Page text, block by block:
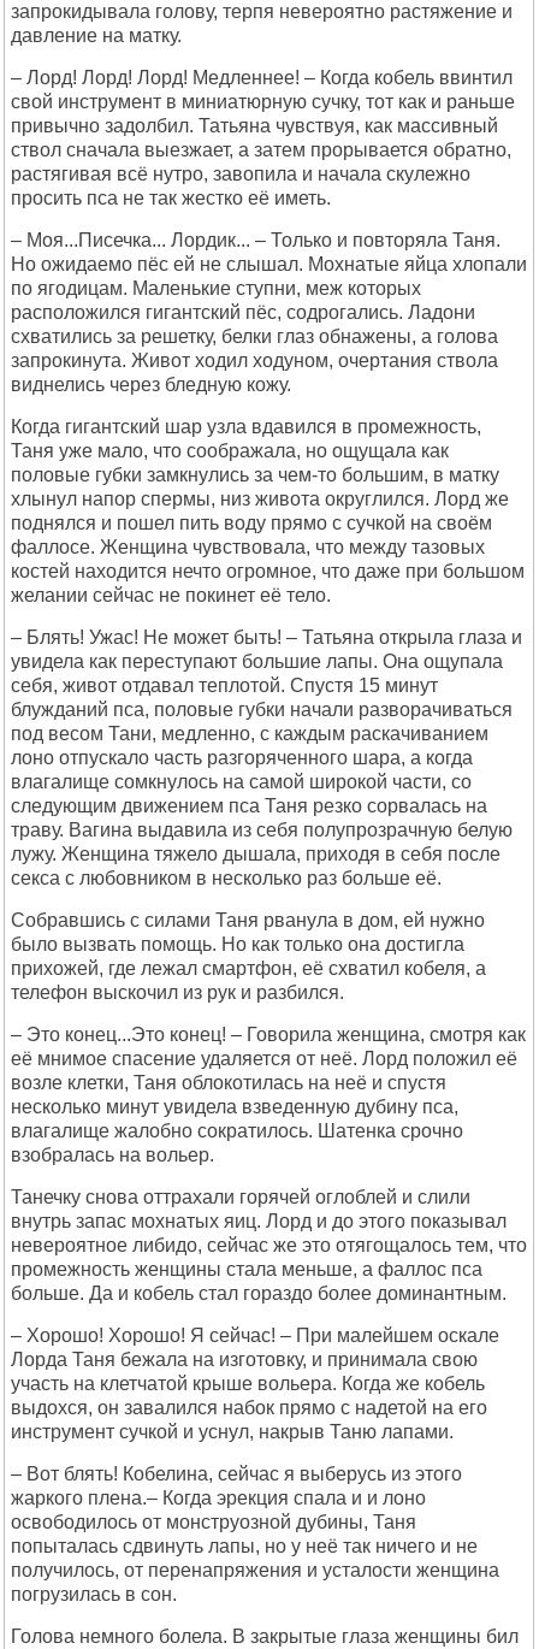
запрокидывала голову, терпя невероятно растяжение и
давление на матку.
– Лорд! Лорд! Лорд! Медленнее! – Когда кобель ввинтил
свой инструмент в миниатюрную сучку, тот как и раньше
привычно задолбил. Татьяна чувствуя, как массивный
ствол сначала выезжает, а затем прорывается обратно,
растягивая всё нутро, завопила и начала скулежно
просить пса не так жестко её иметь.
– Моя...Писечка... Лордик... – Только и повторяла Таня.
Но ожидаемо пёс ей не слышал. Мохнатые яйца хлопали
по ягодицам. Маленькие ступни, меж которых
расположился гигантский пёс, содрогались. Ладони
схватились за решетку, белки глаз обнажены, а голова
запрокинута. Живот ходил ходуном, очертания ствола
виднелись через бледную кожу.
Когда гигантский шар узла вдавился в промежность,
Таня уже мало, что соображала, но ощущала как
половые губки замкнулись за чем-то большим, в матку
хлынул напор спермы, низ живота округлился. Лорд же
поднялся и пошел пить воду прямо с сучкой на своём
фаллосе. Женщина чувствовала, что между тазовых
костей находится нечто огромное, что даже при большом
желании сейчас не покинет её тело.
– Блять! Ужас! Не может быть! – Татьяна открыла глаза и
увидела как переступают большие лапы. Она ощупала
себя, живот отдавал теплотой. Спустя 15 минут
блужданий пса, половые губки начали разворачиваться
под весом Тани, медленно, с каждым раскачиванием
лоно отпускало часть разгоряченного шара, а когда
влагалище сомкнулось на самой широкой части, со
следующим движением пса Таня резко сорвалась на
траву. Вагина выдавила из себя полупрозрачную белую
лужу. Женщина тяжело дышала, приходя в себя после
секса с любовником в несколько раз больше её.
Собравшись с силами Таня рванула в дом, ей нужно
было вызвать помощь. Но как только она достигла
прихожей, где лежал смартфон, её схватил кобеля, а
телефон выскочил из рук и разбился.
– Это конец...Это конец! – Говорила женщина, смотря как
её мнимое спасение удаляется от неё. Лорд положил её
возле клетки, Таня облокотилась на неё и спустя
несколько минут увидела взведенную дубину пса,
влагалище жалобно сократилось. Шатенка срочно
взобралась на вольер.
Танечку снова оттрахали горячей оглоблей и слили
внутрь запас мохнатых яиц. Лорд и до этого показывал
невероятное либидо, сейчас же это отягощалось тем, что
промежность женщины стала меньше, а фаллос пса
больше. Да и кобель стал гораздо более доминантным.
– Хорошо! Хорошо! Я сейчас! – При малейшем оскале
Лорда Таня бежала на изготовку, и принимала свою
участь на клетчатой крыше вольера. Когда же кобель
выдохся, он завалился набок прямо с надетой на его
инструмент сучкой и уснул, накрыв Таню лапами.
– Вот блять! Кобелина, сейчас я выберусь из этого
жаркого плена.– Когда эрекция спала и и лоно
освободилось от монструозной дубины, Таня
попыталась сдвинуть лапы, но у неё так ничего и не
получилось, от перенапряжения и усталости женщина
погрузилась в сон.
Голова немного болела. В закрытые глаза женщины бил